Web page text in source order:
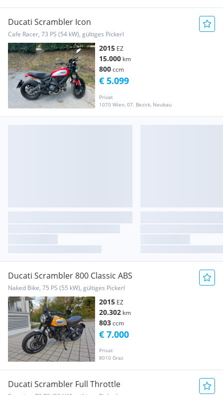
Ducati Scrambler Icon
Cafe Racer, 73 PS (54 kW), gültiges Pickerl
2015 EZ
15.000 km
800ccm
Privat
1070 Wien, 07. Bezirk, Neubau
€ 5.099
Ducati Scrambler 800 Classic ABS
Naked Bike, 75 PS (55 kW), gültiges Pickerl
2015 EZ
20.302 km
803ccm
Privat
8010 Graz
€ 7.000
Ducati Scrambler Full Throttle